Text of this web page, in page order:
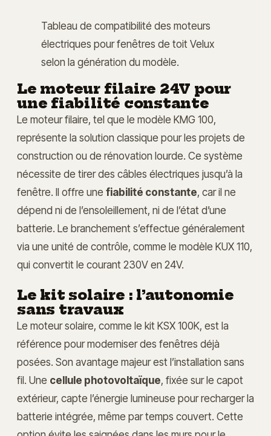
Tableau de compatibilité des moteurs
électriques pour fenêtres de toit Velux
selon la génération du modèle.
Le moteur filaire 24V pour
une fiabilité constante
Le moteur filaire, tel que le modèle KMG 100,
représente la solution classique pour les projets de
construction ou de rénovation lourde. Ce système
nécessite de tirer des câbles électriques jusqu’à la
fenêtre. Il offre une fiabilité constante, car il ne
dépend ni de l’ensoleillement, ni de l’état d’une
batterie. Le branchement s’effectue généralement
via une unité de contrôle, comme le modèle KUX 110,
qui convertit le courant 230V en 24V.
Le kit solaire : l’autonomie
sans travaux
Le moteur solaire, comme le kit KSX 100K, est la
référence pour moderniser des fenêtres déjà
posées. Son avantage majeur est l’installation sans
fil. Une cellule photovoltaïque, fixée sur le capot
extérieur, capte l’énergie lumineuse pour recharger la
batterie intégrée, même par temps couvert. Cette